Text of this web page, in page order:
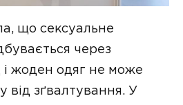
що сексуальне
через
і жоден одяг не може
від зґвалтування. У